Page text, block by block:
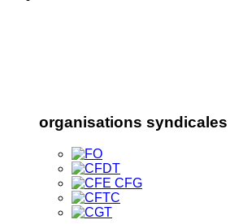
organisations syndicales